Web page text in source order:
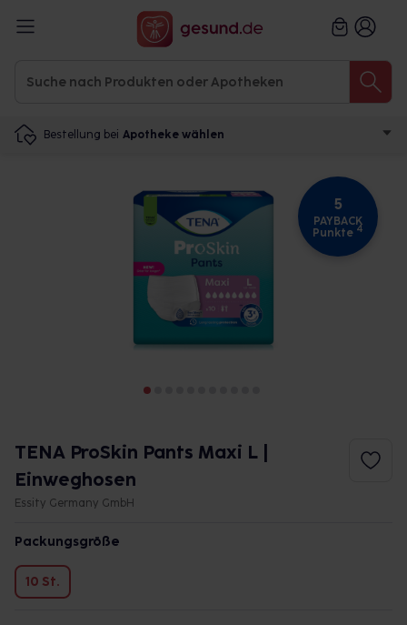
Bestellung bei Apotheke wählen
5
PAYBACK
Punkte 4
TENA ProSkin Pants Maxi L |
Einweghosen
Essity Germany GmbH
Packungsgröße
10 St.